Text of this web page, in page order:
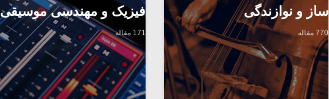
ساز و نوازندگی
770 مقاله
فیزیک و مهندسی موسیقی
171 مقاله